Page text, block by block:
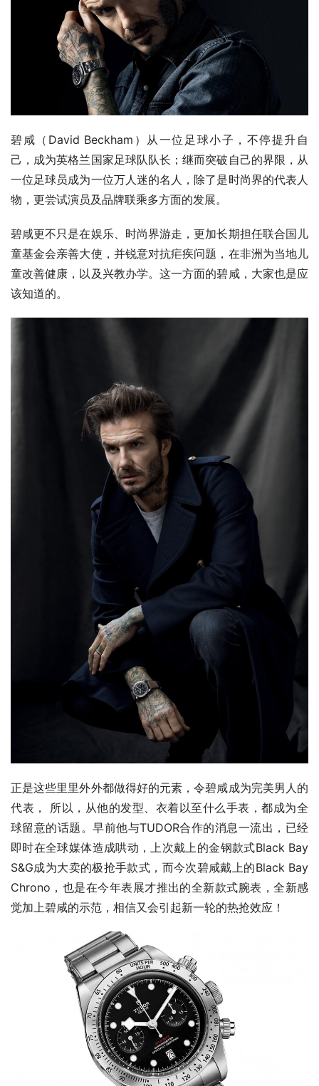
碧咸（David Beckham）从一位足球小子，不停提升自
己，成为英格兰国家足球队队长；继而突破自己的界限，从
一位足球员成为一位万人迷的名人，除了是时尚界的代表人
物，更尝试演员及品牌联乘多方面的发展。
碧咸更不只是在娱乐、时尚界游走，更加长期担任联合国儿
童基金会亲善大使，并锐意对抗疟疾问题，在非洲为当地儿
童改善健康，以及兴教办学。这一方面的碧咸，大家也是应
该知道的。
正是这些里里外外都做得好的元素，令碧咸成为完美男人的
代表， 所以，从他的发型、衣着以至什么手表，都成为全
球留意的话题。早前他与TUDOR合作的消息一流出，已经
即时在全球媒体造成哄动，上次戴上的金钢款式Black Bay
S&G成为大卖的极抢手款式，而今次碧咸戴上的Black Bay
Chrono，也是在今年表展才推出的全新款式腕表，全新感
觉加上碧咸的示范，相信又会引起新一轮的热抢效应！